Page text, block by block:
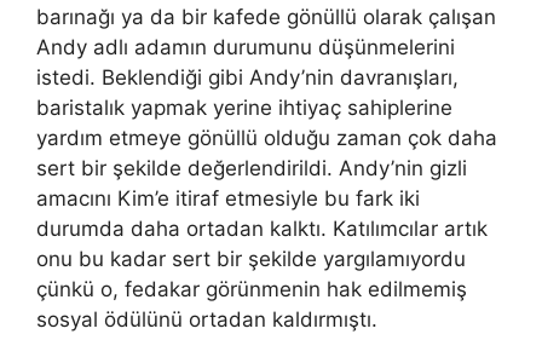
barınağı ya da bir kafede gönüllü olarak çalışan
Andy adlı adamın durumunu düşünmelerini
istedi. Beklendiği gibi Andy’nin davranışları,
baristalık yapmak yerine ihtiyaç sahiplerine
yardım etmeye gönüllü olduğu zaman çok daha
sert bir şekilde değerlendirildi. Andy’nin gizli
amacını Kim’e itiraf etmesiyle bu fark iki
durumda daha ortadan kalktı. Katılımcılar artık
onu bu kadar sert bir şekilde yargılamıyordu
çünkü o, fedakar görünmenin hak edilmemiş
sosyal ödülünü ortadan kaldırmıştı.